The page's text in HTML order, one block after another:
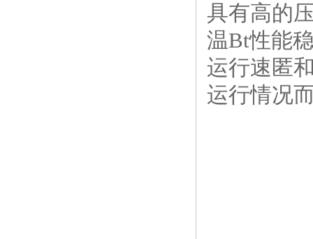
具有高的
温Bt性能
运行速匿
运行情况